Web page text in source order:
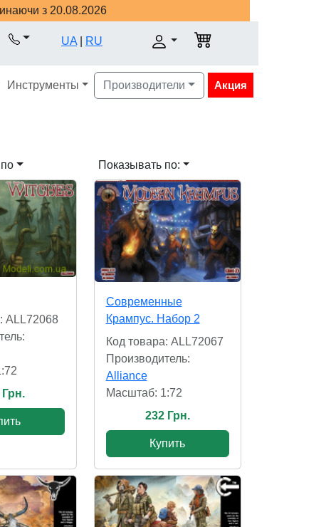
з 20.08.2026
UA RU
Инструменты Производители Акция
Показывать по:
ALL72068
Грн.
Современные
Крампус. Набор 2
Код товара: ALL72067
Производитель:
Alliance
Масштаб: 1:72
232 Грн.
Купить